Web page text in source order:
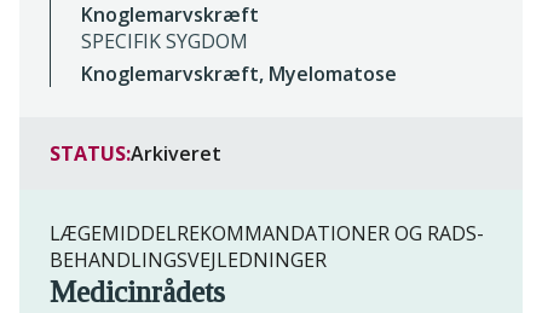
Knoglemarvskræft
SPECIFIK SYGDOM
Knoglemarvskræft, Myelomatose
STATUS:Arkiveret
LÆGEMIDDELREKOMMANDATIONER OG RADS-
BEHANDLINGSVEJLEDNINGER
Medicinrådets